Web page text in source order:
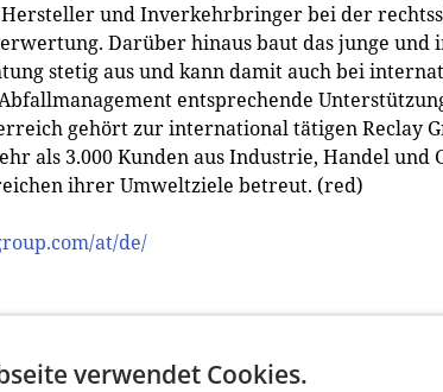
und Inverkehrbringer bei der
Darüber hinaus baut das junge und
stetig aus und kann damit auch bei
entsprechende
gehört zur international tätigen Reclay
als 3.000 Kunden aus Industrie, Handel und
ihrer Umweltziele betreut. (red)
at/de/
verwendet Cookies.